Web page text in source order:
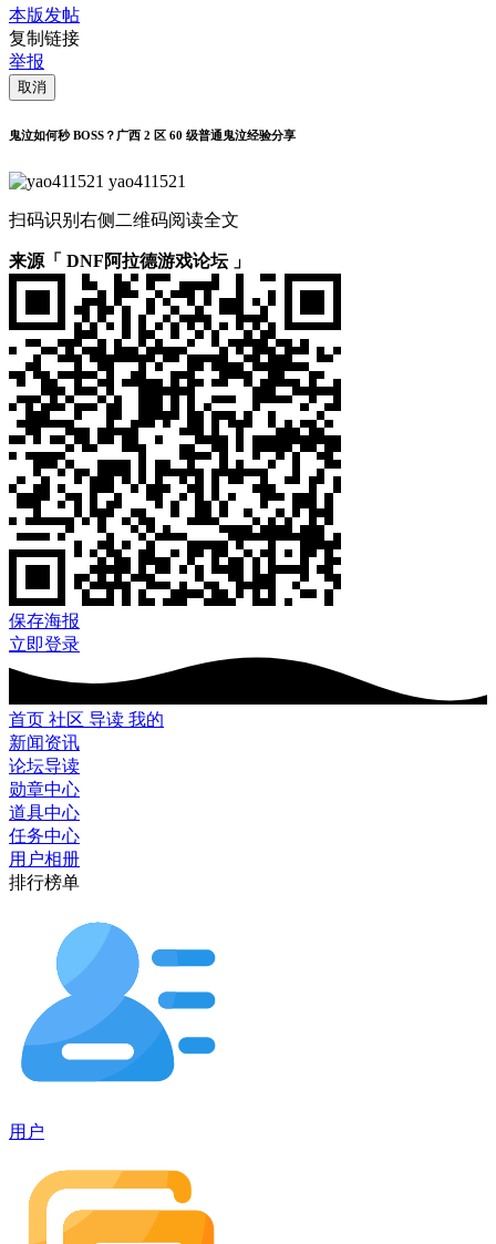
本版发帖
复制链接
举报
取消
鬼泣如何秒 BOSS？广西 2 区 60 级普通鬼泣经验分享
yao411521
扫码识别右侧二维码阅读全文
来源「 DNF阿拉德游戏论坛 」
保存海报
立即登录
首页 社区 导读 我的
新闻资讯
论坛导读
勋章中心
道具中心
任务中心
用户相册
排行榜单
用户